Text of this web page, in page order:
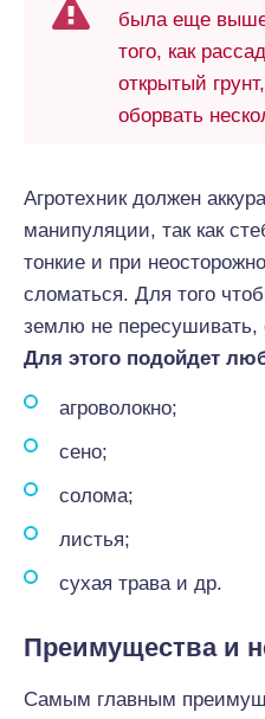
была еще
того, как
открытый
оборвать
Агротехник должен
манипуляции, так как
тонкие и при
сломаться. Для того
землю не пересушивать,
Для этого подойдет
агроволокно;
сено;
солома;
листья;
сухая трава и др.
Преимущества и
Самым главным